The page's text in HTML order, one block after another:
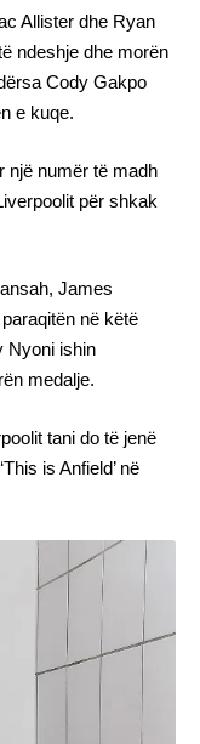
Allister dhe Ryan
ndeshje dhe morën
Cody Gakpo
e kuqe.
një numër të madh
për shkak
James
në këtë
Nyoni ishin
medalje.
tani do të jenë
is Anfield’ në